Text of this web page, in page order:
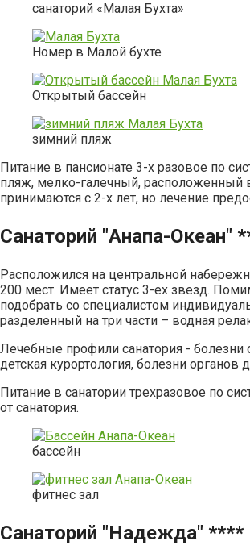
санаторий «Малая Бухта»
Номер в Малой бухте
Открытый бассейн
зимний пляж
Питание в пансионате 3-х разовое по
пляж, мелко-галечный, расположенный
принимаются с 2-х лет, но лечение
Санаторий "Анапа-Океан"
Расположился на центральной
200 мест. Имеет статус 3-ех звезд.
подобрать со специалистом
разделенный на три части – водная
Лечебные профили санатория - болезни
детская курортология, болезни
Питание в санатории трехразовое по
от санатория.
бассейн
фитнес зал
Санаторий "Надежда" ****